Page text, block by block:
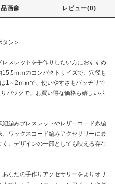
画像 レビュー(0)
ン＞
スレットを手作りしたい方におすすめ
ｍｍのコンパクトサイズで、穴径も
1～2ｍｍで、使いやすさもバッチリで
パックで、お買い得な価格も嬉しいポ
編みブレスレットやレザーコード糸編
ワックスコード編みアクセサリーに最
、デザインの一部としても映える存在
なたの手作りアクセサリーをよりオリ